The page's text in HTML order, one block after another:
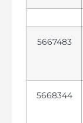
5667483
5668344